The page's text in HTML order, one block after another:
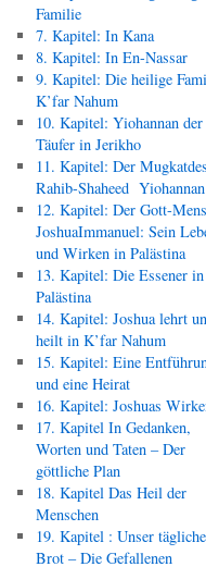
Familie
7. Kapitel: In Kana
8. Kapitel: In En-Nassar
9. Kapitel: Die heilige
K’far Nahum
10. Kapitel: Yiohannan der
Täufer in Jerikho
11. Kapitel: Der
Rahib-Shaheed
12. Kapitel: Der Gott-
JoshuaImmanuel: Sein
und Wirken in Palästina
13. Kapitel: Die Essener in
Palästina
14. Kapitel: Joshua lehrt
heilt in K’far Nahum
15. Kapitel: Eine
und eine Heirat
16. Kapitel: Joshuas
17. Kapitel In Gedanken,
Worten und Taten – Der
göttliche Plan
18. Kapitel Das Heil der
Menschen
19. Kapitel : Unser
Brot – Die Gefallenen